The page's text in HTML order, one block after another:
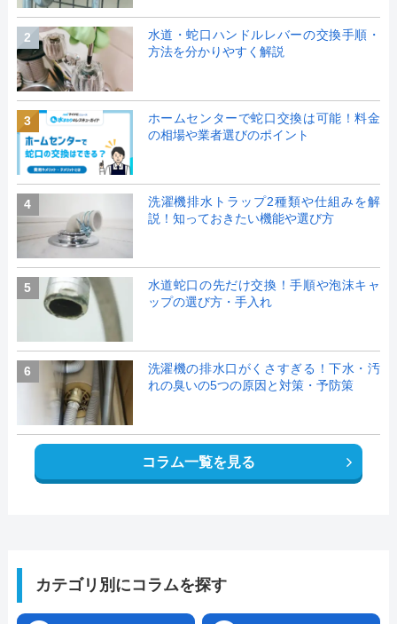
2
水道・蛇口ハンドルレバーの交換手順・
方法を分かりやすく解説
3
ホームセンターで蛇口交換は可能！料金
の相場や業者選びのポイント
4
洗濯機排水トラップ2種類や仕組みを解
説！知っておきたい機能や選び方
5
水道蛇口の先だけ交換！手順や泡沫キャ
ップの選び方・手入れ
6
洗濯機の排水口がくさすぎる！下水・汚
れの臭いの5つの原因と対策・予防策
コラム一覧を見る
カテゴリ別にコラムを探す